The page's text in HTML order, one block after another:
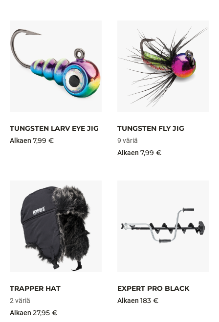
TUNGSTEN LARV EYE JIG
Alkaen 7,99 €
TUNGSTEN FLY JIG
9 väriä
Alkaen 7,99 €
TRAPPER HAT
2 väriä
Alkaen 27,95 €
EXPERT PRO BLACK
Alkaen 183 €